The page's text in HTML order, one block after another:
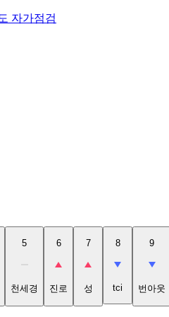
자가점검
5
천세경
6
진로
7
성
8
tci
9
번아웃